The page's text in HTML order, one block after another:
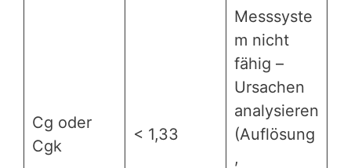
Cg oder
Cgk
< 1,33
Messsyste
m nicht
fähig –
Ursachen
analysieren
(Auflösung
,